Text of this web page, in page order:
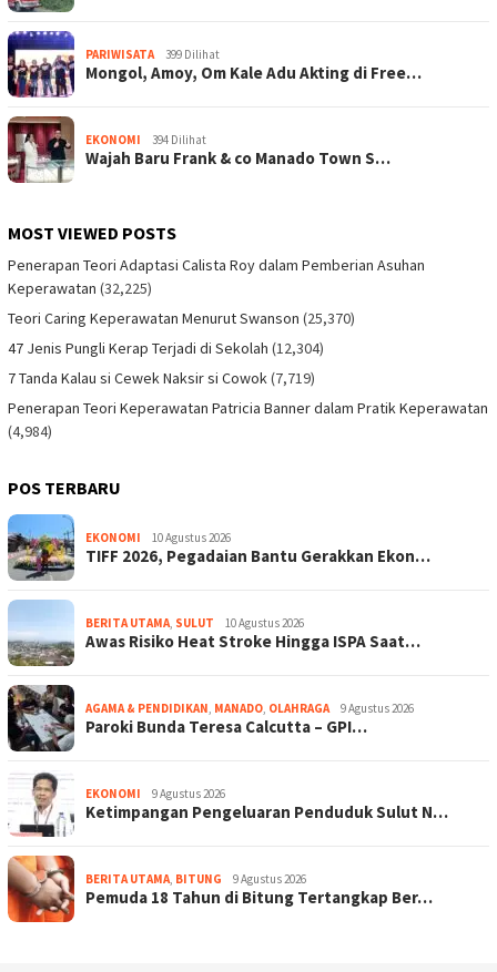
PARIWISATA 399 Dilihat
Mongol, Amoy, Om Kale Adu Akting di Free…
EKONOMI 394 Dilihat
Wajah Baru Frank & co Manado Town S…
MOST VIEWED POSTS
Penerapan Teori Adaptasi Calista Roy dalam Pemberian Asuhan
Keperawatan (32,225)
Teori Caring Keperawatan Menurut Swanson (25,370)
47 Jenis Pungli Kerap Terjadi di Sekolah (12,304)
7 Tanda Kalau si Cewek Naksir si Cowok(7,719)
Penerapan Teori Keperawatan Patricia Banner dalam Pratik Keperawatan
(4,984)
POS TERBARU
EKONOMI 10 Agustus 2026
TIFF 2026, Pegadaian Bantu Gerakkan Ekon…
BERITA UTAMA, SULUT 10 Agustus 2026
Awas Risiko Heat Stroke Hingga ISPA Saat…
AGAMA & PENDIDIKAN, MANADO, OLAHRAGA 9 Agustus 2026
Paroki Bunda Teresa Calcutta – GPI…
EKONOMI 9 Agustus 2026
Ketimpangan Pengeluaran Penduduk Sulut N…
BERITA UTAMA, BITUNG 9 Agustus 2026
Pemuda 18 Tahun di Bitung Tertangkap Ber…